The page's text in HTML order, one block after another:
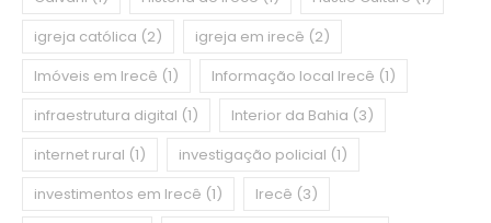
igreja católica (2) igreja em irecê (2)
Imóveis em Irecê (1) Informação local Irecê (1)
infraestrutura digital (1) Interior da Bahia (3)
internet rural (1) investigação policial (1)
investimentos em Irecê (1) Irecê (3)